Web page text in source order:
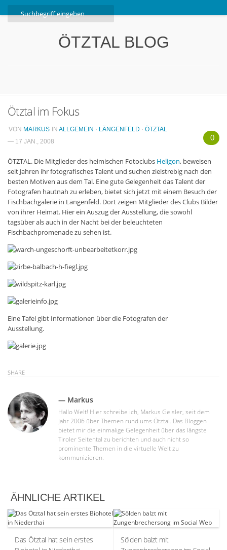
Home
Kostenloser Bustransfer ins Gletscherskigebiet von
Sölden
Impressum
Kontakt
Datenschutzerklärung
ÖTZTAL BLOG
Ötztal im Fokus
0
VON MARKUS IN ALLGEMEIN · LÄNGENFELD · ÖTZTAL
— 17 JAN., 2008
ÖTZTAL. Die Mitglieder des heimischen Fotoclubs Heligon, beweisen
seit Jahren ihr fotografisches Talent und suchen zielstrebig nach den
besten Motiven aus dem Tal. Eine gute Gelegenheit das Talent der
Fotografen hautnah zu erleben, bietet sich jetzt mit einem Besuch der
Fischbachgalerie in Längenfeld. Dort zeigen Mitglieder des Clubs Bilder
von ihrer Heimat. Hier ein Auszug der Ausstellung, die sowohl
tagsüber als auch in der Nacht bei der beleuchteten
Fischbachpromenade zu sehen ist.
Eine Tafel gibt Informationen über die Fotografen der
Ausstellung.
SHARE
— Markus
Hallo Welt! Hier schreibe ich, Markus Geisler, seit dem
Jahr 2006 über Themen rund ums Ötztal. Das Bloggen
bietet mir die einmalige Gelegenheit über das längste
Tiroler Seitental zu berichten und auch nicht so
prominente Themen in die virtuelle Welt zu
kommunizieren.
ÄHNLICHE ARTIKEL
Das Ötztal hat sein erstes
Sölden balzt mit